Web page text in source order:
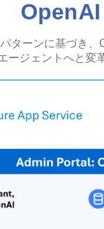
ターンに基づき
ージェントへと変